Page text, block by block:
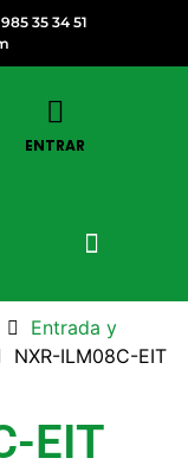
35 34 51
ENTRAR
Entrada y
NXR-ILM08C-EIT
EIT